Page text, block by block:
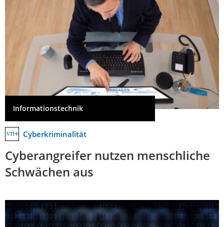
Informationstechnik
Cyberkriminalität
Cyberangreifer nutzen menschliche
Schwächen aus